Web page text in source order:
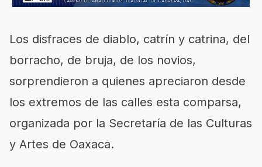
Los disfraces de diablo, catrín y catrina, del
borracho, de bruja, de los novios,
sorprendieron a quienes apreciaron desde
los extremos de las calles esta comparsa,
organizada por la Secretaría de las Culturas
y Artes de Oaxaca.